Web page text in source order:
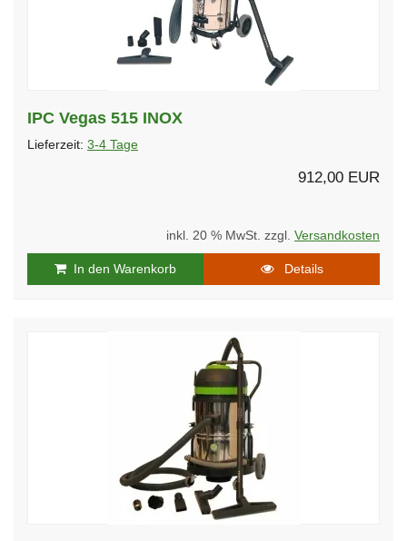
IPC Vegas 515 INOX
Lieferzeit: 3-4 Tage
912,00 EUR
inkl. 20 % MwSt. zzgl. Versandkosten
In den Warenkorb Details